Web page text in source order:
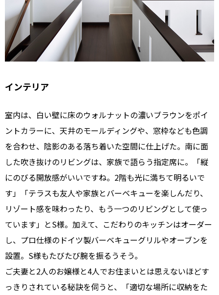
インテリア
室内は、白い壁に床のウォルナットの濃いブラウンをポイ
ントカラーに、天井のモールディングや、窓枠なども色調
を合わせ、陰影のある落ち着いた空間に仕上げた。南に面
した吹き抜けのリビングは、家族で語らう指定席に。「縦
にのびる開放感がいいですね。2階も光に満ちて明るいで
す」「テラスも友人や家族とバーベキューを楽しんだり、
リゾート感を味わったり、もう一つのリビングとして使っ
ています」とS様。加えて、こだわりのキッチンはオーダー
し、プロ仕様のドイツ製バーベキューグリルやオーブンを
設置。S様もたびたび腕を振るうそう。
ご夫妻と2人のお嬢様と4人でお住まいとは思えないほどす
っきりされている秘訣を伺うと、「適切な場所に収納をた